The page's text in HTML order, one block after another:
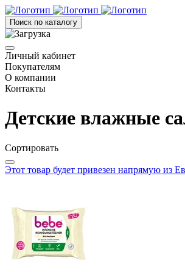
Поиск по каталогу
Личный кабинет
Покупателям
О компании
Контакты
Детские влажные
Сортировать
Этот товар будет привезен напрямую из